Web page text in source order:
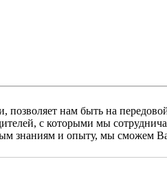
позволяет нам быть на
с которыми мы
знаниям и опыту, мы сможем